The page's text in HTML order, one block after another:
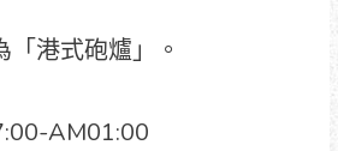
港式砲爐」。
AM01:00